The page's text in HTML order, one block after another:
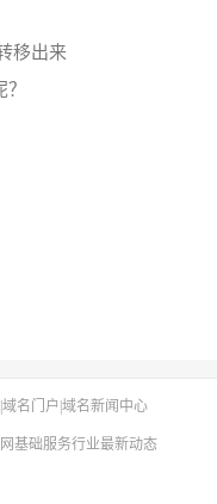
移出来
名门户|域名新闻中心
基础服务行业最新动态